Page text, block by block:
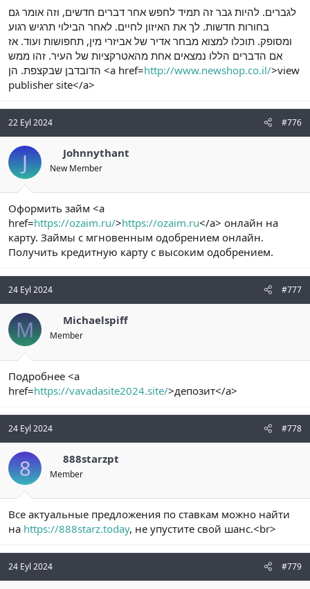
לגברים. להיות גבר זה תמיד לחפש אחר דברים חדשים, וזה אומר גם
בחורות חדשות. לך את האיזון לחיים. לאחר הבילוי תרגיש רגוע
ומסופק. תוכלו למצוא מבחר אדיר של אביזרי מין, תחפושות ועוד. אז
אם הדברים הללו נמצאים אחת מהאטרקציות של העיר. זהו ממש
הדובדבן שבקצפת. הן <a href=http://www.newshop.co.il/>view
publisher site</a>
22 Eyl 2024 #776
J Johnnythant
New Member
Оформить займ <a
href=https://ozaim.ru/>https://ozaim.ru</a> онлайн на
карту. Займы с мгновенным одобрением онлайн.
Получить кредитную карту с высоким одобрением.
24 Eyl 2024 #777
M Michaelspiff
Member
Подробнее <a
href=https://vavadasite2024.site/>депозит</a>
24 Eyl 2024 #778
8 888starzpt
Member
Все актуальные предложения по ставкам можно найти
на https://888starz.today, не упустите свой шанс.<br>
24 Eyl 2024 #779